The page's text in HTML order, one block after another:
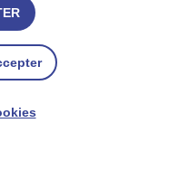
de Médiation
Choco-Ona